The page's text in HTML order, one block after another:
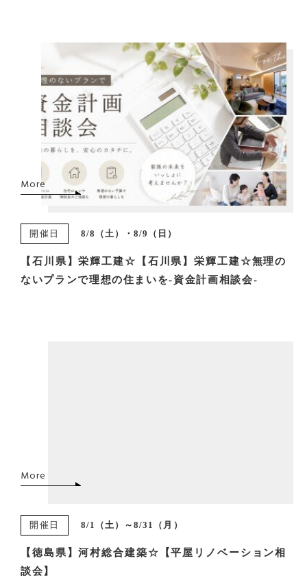
More
開催日 8/8（土）・8/9（日）
【石川県】栄輝工建☆【石川県】栄輝工建☆無理の
ないプランで理想の住まいを-資金計画相談会-
More
開催日 8/1（土）～8/31（月）
【徳島県】河村総合建築☆【平屋リノベーション相
談会】